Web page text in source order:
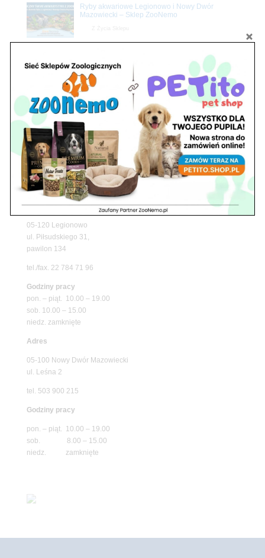
Ryby akwariowe Legionowo i Nowy Dwór
Mazowiecki – Sklep ZooNemo
Z Życia Sklepu
rośliny akwariowe w ZooNemo – Legionowo i
Nowy Dwór Mazowiecki
Promocje
Upały wracają! Zadbaj o komfort swojego pupila
z matami chłodzącymi ZooNemo
Z Życia Sklepu
Petito Pet Shop – Internetowy Sklep Zoologiczny
Online! Wszystko Dla Twojego Pupila | ZooNemo
Znajdź nas
05-120 Legionowo
ul. Piłsudskiego 31,
pawilon 134
tel./fax. 22 784 71 96
Godziny pracy
pon. – piąt. 10.00 – 19.00
sob. 10.00 – 15.00
niedz. zamknięte
Adres
05-100 Nowy Dwór Mazowiecki
ul. Leśna 2
tel. 503 900 215
Godziny pracy
pon. – piąt. 10.00 – 19.00
sob. 8.00 – 15.00
niedz. zamknięte